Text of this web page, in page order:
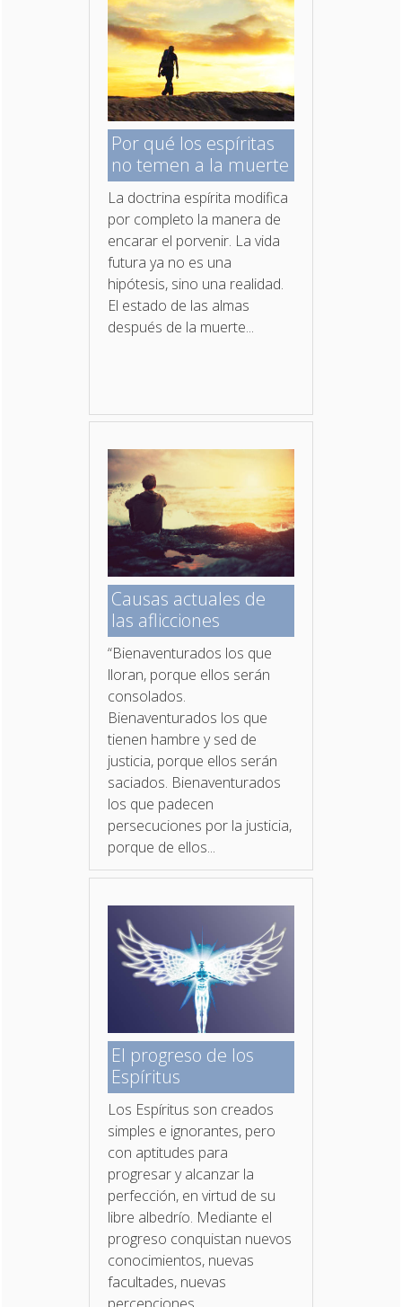
Por qué los espíritas
no temen a la muerte
La doctrina espírita modifica
por completo la manera de
encarar el porvenir. La vida
futura ya no es una
hipótesis, sino una realidad.
El estado de las almas
después de la muerte...
Causas actuales de
las aflicciones
“Bienaventurados los que
lloran, porque ellos serán
consolados.
Bienaventurados los que
tienen hambre y sed de
justicia, porque ellos serán
saciados. Bienaventurados
los que padecen
persecuciones por la justicia,
porque de ellos...
El progreso de los
Espíritus
Los Espíritus son creados
simples e ignorantes, pero
con aptitudes para
progresar y alcanzar la
perfección, en virtud de su
libre albedrío. Mediante el
progreso conquistan nuevos
conocimientos, nuevas
facultades, nuevas